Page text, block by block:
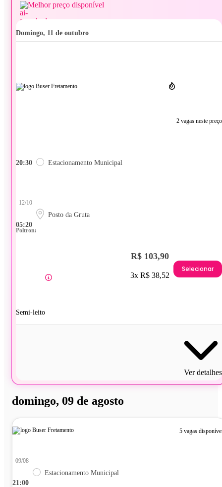
Melhor preço disponível
domingo, 11 de outubro
2 vagas neste preço
20:30 Estacionamento Municipal
05:20
12/10
Posto da Gruta
Poltrona
Semi-leito
R$ 103,90
3x R$ 38,52
Selecionar
Ver detalhes
domingo, 09 de agosto
5 vagas
21:00
09/08
Estacionamento Municipal